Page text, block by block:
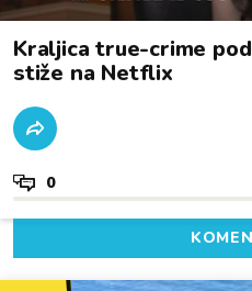
Kraljica true-crime
stiže na Netflix
0